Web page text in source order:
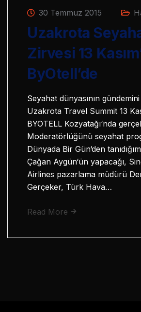
30 Temmuz 2015
Uzakrota
Zirvesi 13
ByOtell’de
Seyahat dünyasının
Uzakrota Travel Summit 13
BYOTELL Kozyatağı‘nda
Moderatörlüğünü seyahat
Dünyada Bir Gün‘den
Çağan Aygün‘ün yapacağı,
Airlines pazarlama müdürü
Gerçeker, Türk Hava…
Read More